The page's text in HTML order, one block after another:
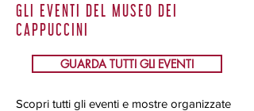
GLI EVENTI DEL MUSEO DEI
CAPPUCCINI
GUARDA TUTTI GLI EVENTI
Scopri tutti gli eventi e mostre organizzate